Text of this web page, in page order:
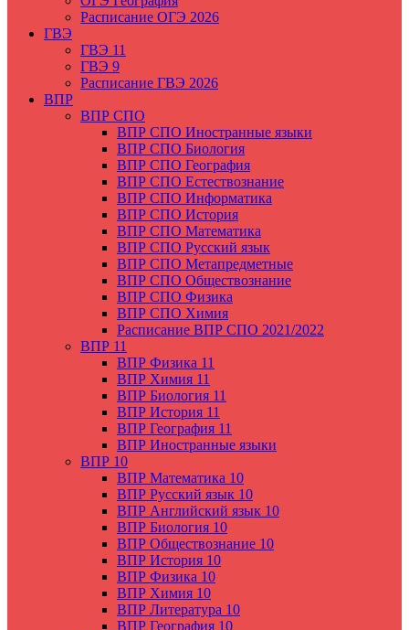
Расписание ОГЭ 2026
ГВЭ
ГВЭ 11
ГВЭ 9
Расписание ГВЭ 2026
ВПР
ВПР СПО
ВПР СПО Иностранные языки
ВПР СПО Биология
ВПР СПО География
ВПР СПО Естествознание
ВПР СПО Информатика
ВПР СПО История
ВПР СПО Математика
ВПР СПО Русский язык
ВПР СПО Метапредметные
ВПР СПО Обществознание
ВПР СПО Физика
ВПР СПО Химия
Расписание ВПР СПО 2021/2022
ВПР 11
ВПР Физика 11
ВПР Химия 11
ВПР Биология 11
ВПР История 11
ВПР География 11
ВПР Иностранные языки
ВПР 10
ВПР Математика 10
ВПР Русский язык 10
ВПР Английский язык 10
ВПР Биология 10
ВПР Обществознание 10
ВПР История 10
ВПР Физика 10
ВПР Химия 10
ВПР Литература 10
ВПР География 10